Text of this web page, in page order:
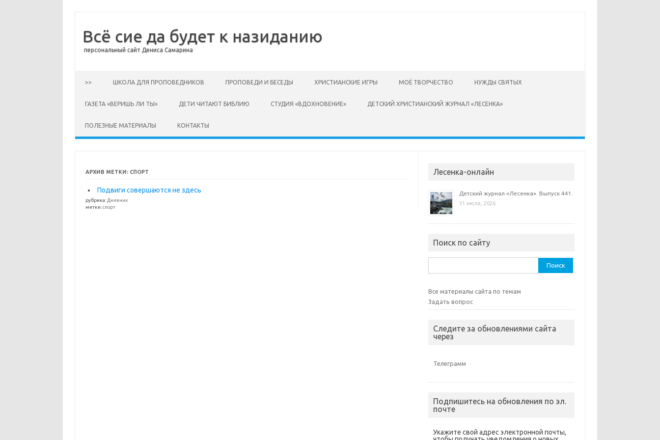
Всё сие да будет к назиданию
персональный сайт Дениса Самарина
>> ШКОЛА ДЛЯ ПРОПОВЕДНИКОВ ПРОПОВЕДИ И БЕСЕДЫ ХРИСТИАНСКИЕ ИГРЫ МОЁ ТВОРЧЕСТВО НУЖДЫ СВЯТЫХ
ГАЗЕТА «ВЕРИШЬ ЛИ ТЫ» ДЕТИ ЧИТАЮТ БИБЛИЮ СТУДИЯ «ВДОХНОВЕНИЕ» ДЕТСКИЙ ХРИСТИАНСКИЙ ЖУРНАЛ «ЛЕСЕНКА»
ПОЛЕЗНЫЕ МАТЕРИАЛЫ КОНТАКТЫ
АРХИВ МЕТКИ: СПОРТ
Подвиги совершаются не здесь
рубрика: Дневник
метки:спорт
Лесенка-онлайн
Детский журнал «Лесенка». Выпуск 441.
31 июля, 2026
Поиск по сайту
Все материалы сайта по темам
Задать вопрос
Следите за обновлениями сайта
через
Телеграмм
Подпишитесь на обновления по эл.
почте
Укажите свой адрес электронной почты,